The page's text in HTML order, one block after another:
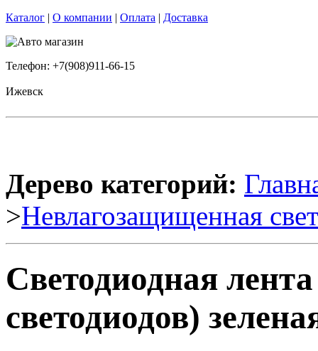
Каталог | О компании | Оплата | Доставка
Телефон: +7(908)911-66-15
Ижевск
Дерево категорий:
>Невлагозащищенная
Светодиодная
светодиодов)